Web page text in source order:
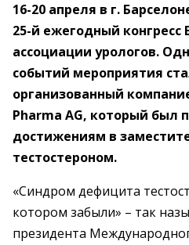
16-20 апреля в г.
25-й ежегодный конгресс
ассоциации урологов.
событий мероприятия
организованный
Pharma AG, который был
достижениям в
тестостероном.
«Синдром дефицита
котором забыли» – так
президента